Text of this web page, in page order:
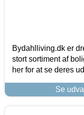
Bydahlliving.dk er
stort sortiment af
her for at se deres
Se